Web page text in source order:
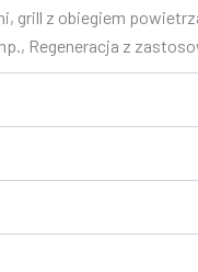
grill z obiegiem
Regeneracja z